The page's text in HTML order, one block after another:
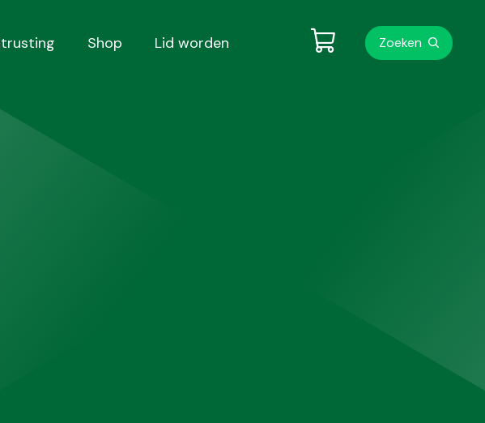
Shop Lid worden Zoeken